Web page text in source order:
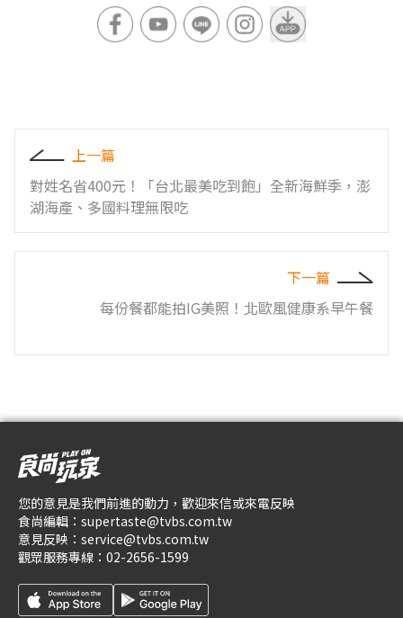
上一篇
對姓名省400元！「台北最美吃到飽」全新海鮮季，澎
湖海產、多國料理無限吃
下一篇
每份餐都能拍IG美照！北歐風健康系早午餐
您的意見是我們前進的動力，歡迎來信或來電反映
食尚編輯： supertaste@tvbs.com.tw
意見反映： service@tvbs.com.tw
觀眾服務專線： 02-2656-1599